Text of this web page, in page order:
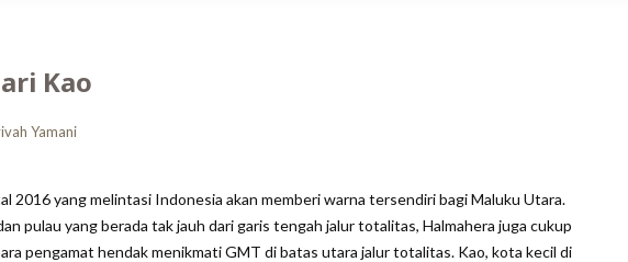
Kao
Yamani
2016 yang melintasi Indonesia akan memberi warna tersendiri bagi Maluku Utara.
pulau yang berada tak jauh dari garis tengah jalur totalitas, Halmahera juga cukup
pengamat hendak menikmati GMT di batas utara jalur totalitas. Kao, kota kecil di